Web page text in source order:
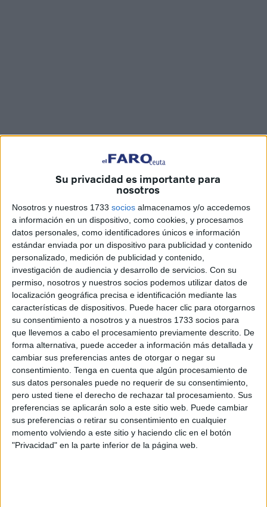
Su privacidad es importante para
nosotros
Nosotros y nuestros 1733 socios almacenamos y/o accedemos
a información en un dispositivo, como cookies, y procesamos
datos personales, como identificadores únicos e información
estándar enviada por un dispositivo para publicidad y contenido
personalizado, medición de publicidad y contenido,
investigación de audiencia y desarrollo de servicios. Con su
permiso, nosotros y nuestros socios podemos utilizar datos de
localización geográfica precisa e identificación mediante las
características de dispositivos. Puede hacer clic para otorgarnos
su consentimiento a nosotros y a nuestros 1733 socios para
que llevemos a cabo el procesamiento previamente descrito. De
forma alternativa, puede acceder a información más detallada y
cambiar sus preferencias antes de otorgar o negar su
consentimiento. Tenga en cuenta que algún procesamiento de
sus datos personales puede no requerir de su consentimiento,
pero usted tiene el derecho de rechazar tal procesamiento. Sus
preferencias se aplicarán solo a este sitio web. Puede cambiar
sus preferencias o retirar su consentimiento en cualquier
momento volviendo a este sitio y haciendo clic en el botón
"Privacidad" en la parte inferior de la página web.
Fotos: D.N. / Vídeo: Jesús Galindo
La Cofradía del Santísimo Cristo de la Paz y María
Santísima de la Piedad se ha reencontrado con los fieles
de Ceuta este Viernes Santo. Eran las 18:40 horas,
cuando las puertas del templo de laHermandad del Valle
se han abierto para que la Cruz de Guía pisara la calle.
Muchos eran los ceutíes que estaban en los aledaños
esperando que salieran las imágenes.Un acto muy
emotivo en la salida y la bajada del Brullque cada año
deja imágenes inolvidables. Se acaba la Semana Mayor
pero nuestra ciudad lo ha recuperado a lo grande.
Aunquela Hermandad del Valle decidiera por la
pandemia del coronavirus salir en parihuelas, para
nada ha desmejorado a los titulares que han procesionado
por las calles ceutíes ante la mirada de los feligreses. Pero
no se trata de algo nuevo para ellos, recordando que